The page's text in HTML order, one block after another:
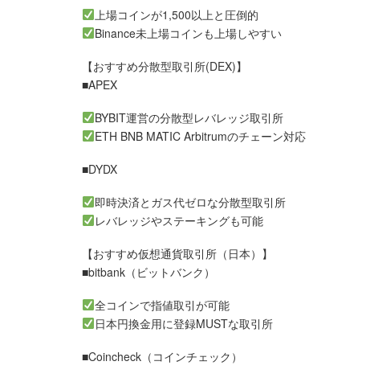
上場コインが1,500以上と圧倒的
Binance未上場コインも上場しやすい
【おすすめ分散型取引所(DEX)】
■APEX
BYBIT運営の分散型レバレッジ取引所
ETH BNB MATIC Arbitrumのチェーン対応
■DYDX
即時決済とガス代ゼロな分散型取引所
レバレッジやステーキングも可能
【おすすめ仮想通貨取引所（日本）】
■bitbank（ビットバンク）
全コインで指値取引が可能
日本円換金用に登録MUSTな取引所
■Coincheck（コインチェック）